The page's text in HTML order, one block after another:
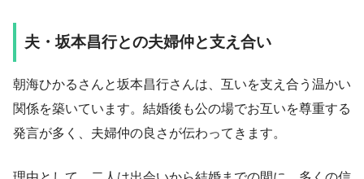
夫・坂本昌行との夫婦仲と支え合い
朝海ひかるさんと坂本昌行さんは、互いを支え合う温かい
関係を築いています。結婚後も公の場でお互いを尊重する
発言が多く、夫婦仲の良さが伝わってきます。